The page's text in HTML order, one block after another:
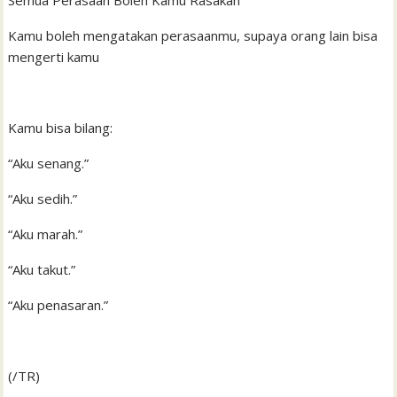
Kamu boleh mengatakan perasaanmu, supaya orang lain bisa
mengerti kamu
Kamu bisa bilang:
“Aku senang.”
“Aku sedih.”
“Aku marah.”
“Aku takut.”
“Aku penasaran.”
(/TR)